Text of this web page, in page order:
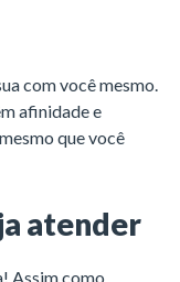
com você mesmo.
afinidade e
que você
atender
Assim como